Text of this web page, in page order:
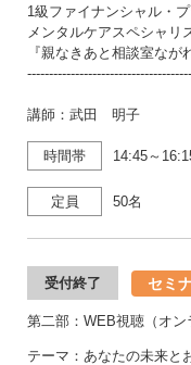
1級ファイナンシャル・
メンタルケアスペシャリ
『親なきあと相談室なが
講師：武田 明子
時間帯 14:45～
定員 50名
受付終了 セミ
第二部：WEB視聴（オン
テーマ：あなたの未来と